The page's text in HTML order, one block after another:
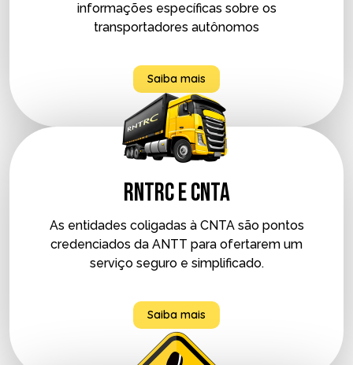
informações específicas sobre os
transportadores autônomos
Saiba mais
RNTRC e CNTA
As entidades coligadas à CNTA são pontos
credenciados da ANTT para ofertarem um
serviço seguro e simplificado.
Saiba mais